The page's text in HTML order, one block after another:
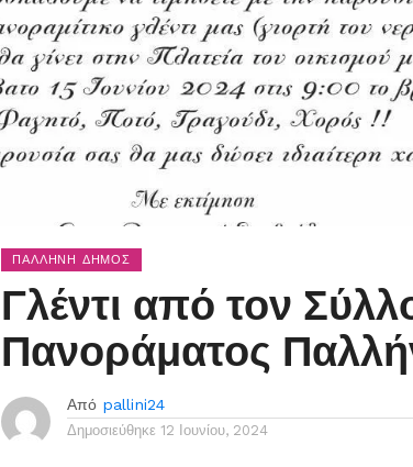
ΠΑΛΛΉΝΗ ΔΉΜΟΣ
Γλέντι από τον
Πανοράματος
Από pallini24
Δημοσιεύθηκε 12 Ιουνίου, 2024